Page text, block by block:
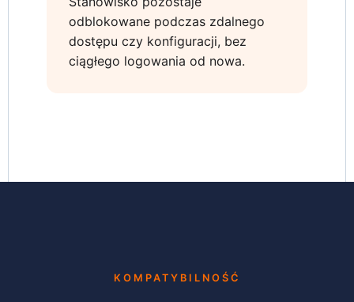
odblokowane podczas zdalnego
dostępu czy konfiguracji, bez
ciągłego logowania od nowa.
KOMPATYBILNOŚĆ